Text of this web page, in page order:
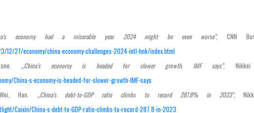
economy had a miserable year. 2024 might be even worse”, CNN
12/27/economy/china-economy-challenges-2024-intl-hnk/index.html
„China’s economy is headed for slower growth, IMF says”,
China-s-economy-is-headed-for-slower-growth-IMF-says
Han. „China’s debt-to-GDP ratio climbs to record 287.8% in 2023”,
Caixin/China-s-debt-to-GDP-ratio-climbs-to-record-287.8-in-2023